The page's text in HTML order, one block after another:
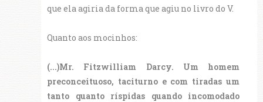
que ela agiria da forma que agiu no livro do V.
Quanto aos mocinhos:
(...)Mr. Fitzwilliam Darcy. Um homem
preconceituoso, taciturno e com tiradas um
tanto quanto ríspidas quando incomodado